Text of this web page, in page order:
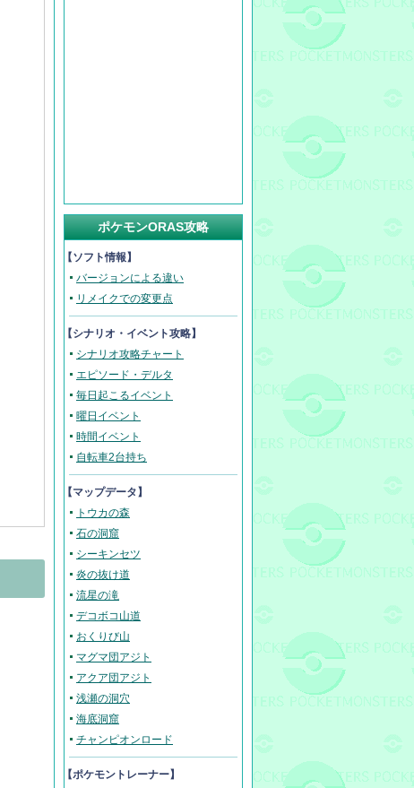
ポケモンORAS攻略
【ソフト情報】
バージョンによる違い
リメイクでの変更点
【シナリオ・イベント攻略】
シナリオ攻略チャート
エピソード・デルタ
毎日起こるイベント
曜日イベント
時間イベント
自転車2台持ち
【マップデータ】
トウカの森
石の洞窟
シーキンセツ
炎の抜け道
流星の滝
デコボコ山道
おくりび山
マグマ団アジト
アクア団アジト
浅瀬の洞穴
海底洞窟
チャンピオンロード
【ポケモントレーナー】